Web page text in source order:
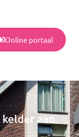
Online portaal
aan